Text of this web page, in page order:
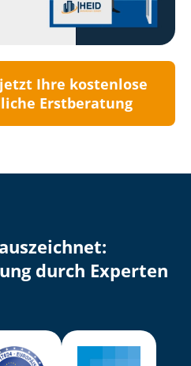
Ihre kostenlose
Erstberatung
durch Experten